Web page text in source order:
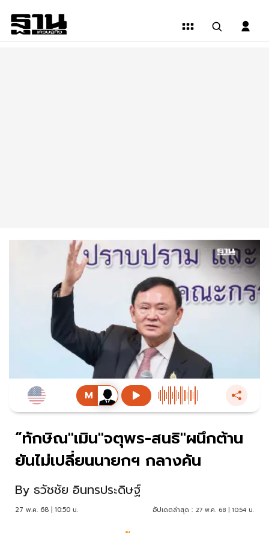
“ทักษิณ"เมิน"จตุพร-สนธิ"ผนึกต้าน
ยันไม่เปลี่ยนนายกฯ กลางคัน
By ธวัชชัย อินทรประดิษฐ์
27 พ.ค. 68 | 10:50 น. อัปเดตล่าสุด : 27 พ.ค. 68 | 10:54 น.